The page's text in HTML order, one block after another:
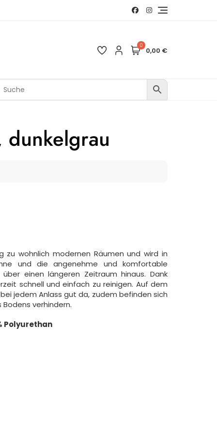
0
0,00 €
dunkelgrau
zu wohnlich modernen Räumen und wird in
und die angenehme und komfortable
einen längeren Zeitraum hinaus. Dank
schnell und einfach zu reinigen. Auf dem
jedem Anlass gut da, zudem befinden sich
verhindern.
Polyurethan